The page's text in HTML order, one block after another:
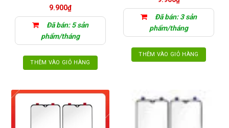
9.900₫
Đã bán: 5 sản
phẩm/tháng
THÊM VÀO GIỎ HÀNG
Đã bán: 3 sản
phẩm/tháng
THÊM VÀO GIỎ HÀNG